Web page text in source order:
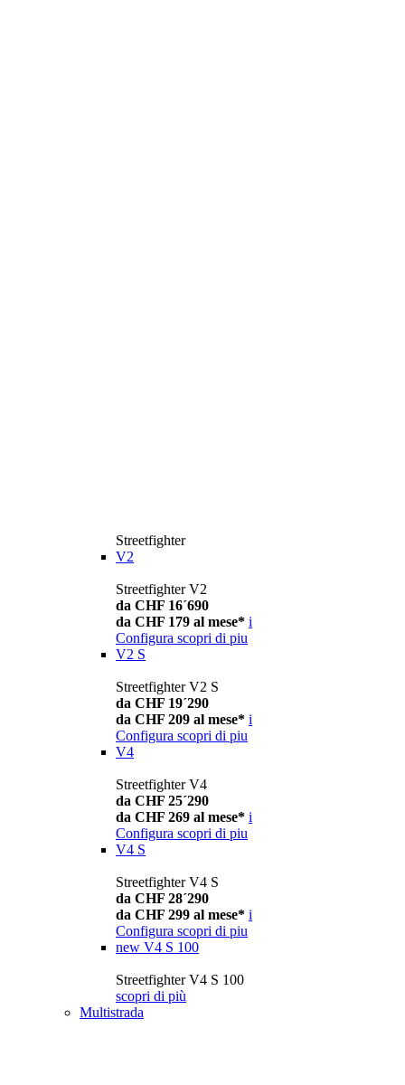
Streetfighter
V2
Streetfighter V2
da CHF 16´690
da CHF 179 al mese* i
Configura scopri di piu
V2 S
Streetfighter V2 S
da CHF 19´290
da CHF 209 al mese* i
Configura scopri di piu
V4
Streetfighter V4
da CHF 25´290
da CHF 269 al mese* i
Configura scopri di piu
V4 S
Streetfighter V4 S
da CHF 28´290
da CHF 299 al mese* i
Configura scopri di piu
new V4 S 100
Streetfighter V4 S 100
scopri di più
Multistrada